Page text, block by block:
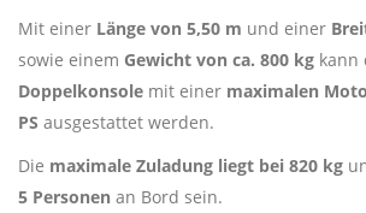
Mit einer Länge von 5,50 m und einer
sowie einem Gewicht von ca. 800 kg kann
Doppelkonsole mit einer maximalen
PS ausgestattet werden.
Die maximale Zuladung liegt bei 820 kg
5 Personen an Bord sein.